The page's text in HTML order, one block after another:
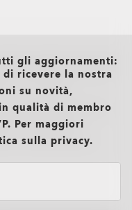
gli aggiornamenti:
ricevere la nostra
su novità,
qualità di membro
Per maggiori
sulla privacy.